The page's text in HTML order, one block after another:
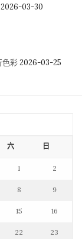
2026-03-30
色彩 2026-03-25
六 日
1 2
8 9
15 16
22 23